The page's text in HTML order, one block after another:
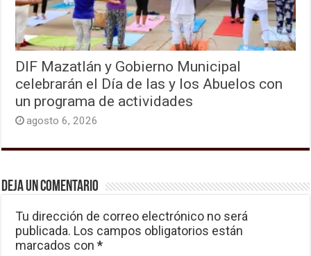
DIF Mazatlán y Gobierno Municipal
celebrarán el Día de las y los Abuelos con
un programa de actividades
agosto 6, 2026
Deja un comentario
Tu dirección de correo electrónico no será
publicada. Los campos obligatorios están
marcados con*